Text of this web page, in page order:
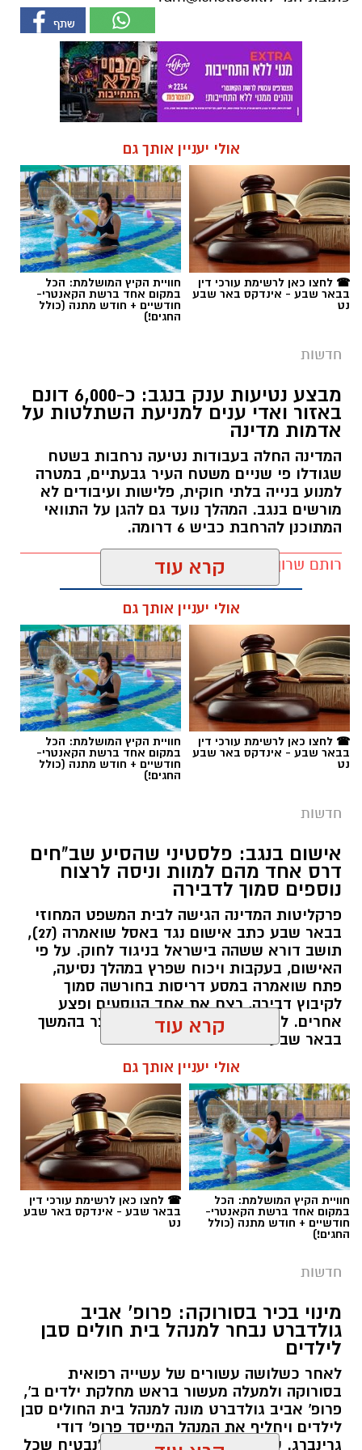
אולי יעניין אותך גם
☎ לחצו כאן לרשימת עורכי דין
בבאר שבע - אינדקס באר שבע
נט
חוויית הקיץ המושלמת: הכל
במקום אחד ברשת הקאנטרי-
חודשיים + חודש מתנה (כולל
החגים!)
חדשות
מבצע נטיעות ענק בנגב: כ-6,000 דונם
באזור ואדי ענים למניעת השתלטות על
אדמות מדינה
המדינה החלה בעבודות נטיעה נרחבות בשטח
שגודלו פי שניים משטח העיר גבעתיים, במטרה
למנוע בנייה בלתי חוקית, פלישות ועיבודים לא
מורשים בנגב. המהלך נועד גם להגן על התוואי
המתוכנן להרחבת כביש 6 דרומה.
רותם שרון / 11:32 08.08.26
תגים:רמ''י
קרדיט: רמ"י
המדינה, בהובלת החטיבה לשמירה על הקרקע
ברשות מקרקעי ישראל (רמ"י), מחדשת בימים אלה
את עבודות הנטיעה באזור ואדי ענים שבנגב.
הפעילות, המבוצעת בפועל על ידי קק"ל ומאובטחת
על ידי משטרת ישראל, מקיפה שטח עצום של
כ-6,000 דונם – פי שניים בקירוב משטחה של העיר
גבעתיים. העבודות מתבצעות כחלק מפעילות
רציפה ועקבית המתקיימת מזה למעלה משלושה
עשורים במטרה להגן על קרקעות המדינה באזור
הנטיעות הוכחה לאורך השנים ככלי יעיל במיוחד
לשמירה על הקרקעות. מטרתו המרכזית של
המבצע הנוכחי היא למנוע פלישות לשטחים
פתוחים, לעצור עיבודים חקלאיים בלתי מורשים
ולבלום ניסיונות לבנייה לא חוקית. בנוסף, הנטיעות
מסייעות בהגנה על תשתיות לאומיות עתידיות
במרחב, ובראשן שמירה הרמטית על התוואי
קרא עוד
אולי יעניין אותך גם
☎ לחצו כאן לרשימת עורכי דין
בבאר שבע - אינדקס באר שבע
נט
חוויית הקיץ המושלמת: הכל
במקום אחד ברשת הקאנטרי-
חודשיים + חודש מתנה (כולל
החגים!)
חדשות
אישום בנגב: פלסטיני שהסיע שב"חים
דרס אחד מהם למוות וניסה לרצוח
נוספים סמוך לדבירה
פרקליטות המדינה הגישה לבית המשפט המחוזי
בבאר שבע כתב אישום נגד באסל שואמרה (27),
תושב דורא ששהה בישראל בניגוד לחוק. על פי
האישום, בעקבות ויכוח שפרץ במהלך נסיעה,
פתח שואמרה במסע דריסות בחורשה סמוך
לקיבוץ דבירה, רצח את אחד הנוסעים ופצע
אחרים. לאחר מכן נמלט מהזירה ונעצר בהמשך
בבאר שבע.
תגים:משטרה
קרא עוד
אולי יעניין אותך גם
חוויית הקיץ המושלמת: הכל
במקום אחד ברשת הקאנטרי-
חודשיים + חודש מתנה (כולל
החגים!)
☎ לחצו כאן לרשימת עורכי דין
בבאר שבע - אינדקס באר שבע
נט
חדשות
מינוי בכיר בסורוקה: פרופ' אביב
גולדברט נבחר למנהל בית חולים סבן
לילדים
לאחר כשלושה עשורים של עשייה רפואית
בסורוקה ולמעלה מעשור בראש מחלקת ילדים ב',
פרופ' אביב גולדברט מונה למנהל בית החולים סבן
לילדים ויחליף את המנהל המייסד פרופ' דודי
גרינברג. עם כניסתו לתפקיד הצהיר: "נבטיח שכל